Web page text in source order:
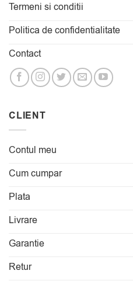
Termeni si conditii
Politica de confidentialitate
Contact
CLIENT
Contul meu
Cum cumpar
Plata
Livrare
Garantie
Retur